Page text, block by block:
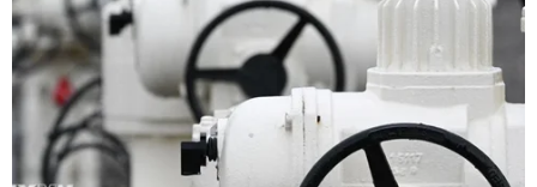
Ngày 20/7, truyền thông địa phương Thái Lan
cho biết ít nhất 20 người đã bị thương sau khi
một tàu cao tốc bốc cháy do nổ động cơ khi đang
di chuyển trên Vịnh Thái Lan.
Theo báo Matichon, vụ việc xảy ra vào chiều